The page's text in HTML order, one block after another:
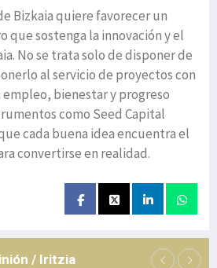
Bizkaia quiere favorecer un
que sostenga la innovación y el
No se trata solo de disponer de
al servicio de proyectos con
bienestar y progreso
como Seed Capital
cada buena idea encuentra el
convertirse en realidad.
/ Iritzia